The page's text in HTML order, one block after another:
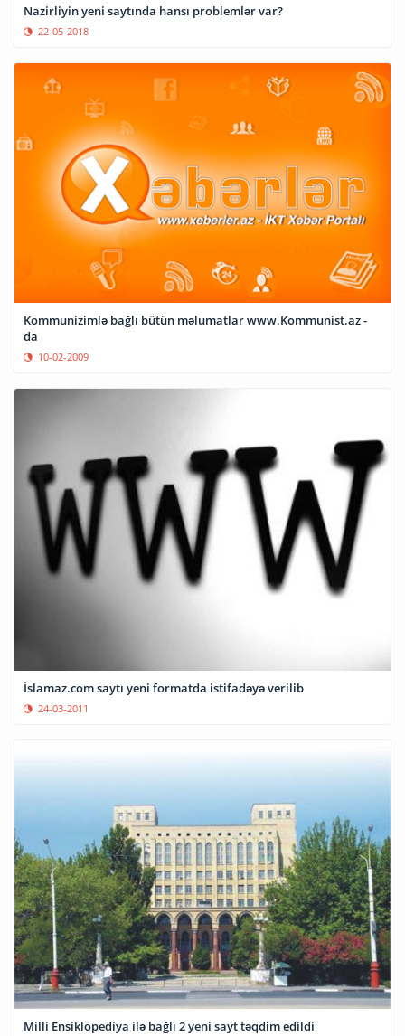
Nazirliyin yeni saytında hansı problemlər var?
22-05-2018
Kommunizimlə bağlı bütün məlumatlar www.Kommunist.az -
da
10-02-2009
İslamaz.com saytı yeni formatda istifadəyə verilib
24-03-2011
Milli Ensiklopediya ilə bağlı 2 yeni sayt təqdim edildi